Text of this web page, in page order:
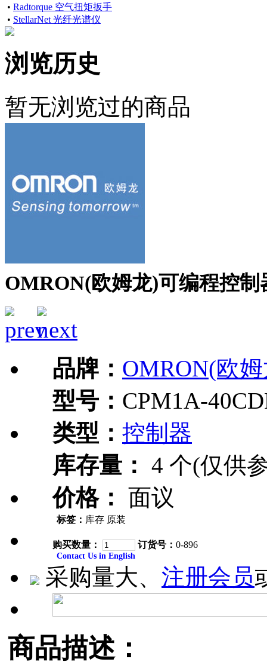
• Radtorque 空气扭矩扳手
• StellarNet 光纤光谱仪
浏览历史
暂无浏览过的商品
OMRON(欧姆龙)可编程控
品牌： OMRON(欧
型号： CPM1A-
类型： 控制器
库存量： 4 个(仅供
价格： 面议
标签： 库存 原装
购买数量： 订货号： 0-896
Contact Us in English
采购量大、 注册会员
商品描述：